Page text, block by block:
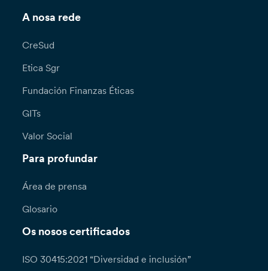
A nosa rede
CreSud
Etica Sgr
Fundación Finanzas Éticas
GITs
Valor Social
Para profundar
Área de prensa
Glosario
Os nosos certificados
ISO 30415:2021 “Diversidad e inclusión”